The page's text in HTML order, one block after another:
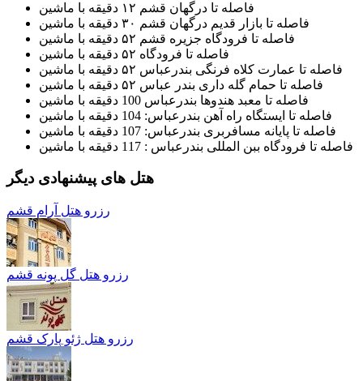
فاصله تا درگهان قشم ۱۲ دقیقه با ماشین
فاصله تا بازار قدیم درگهان قشم ۳۰ دقیقه با ماشین
فاصله تا فرودگاه جزیره قشم ۵۲ دقیقه با ماشین
فاصله تا فرودگاه ۵۲ دقیقه با ماشین
فاصله تا عمارت کلاه فرنگی بندرعباس ۵۲ دقیقه با ماشین
فاصله تا حمام گله داری بندر عباس ۵۲ دقیقه با ماشین
فاصله تا معبد هندوها بندرعباس 100 دقیقه با ماشین
فاصله تا ایستگاه راه آهن بندرعباس: 104 دقیقه با ماشین
فاصله تا پایانه مسافربری بندرعباس: 107 دقیقه با ماشین
فاصله تا فرودگاه ببن المللی بندرعباس : 117 دقیقه با ماشین
هتل های پیشنهادی دیگر
رزرو هتل آرام قشم
رزرو هتل گل پونه قشم
رزرو هتل ژئو پارک قشم